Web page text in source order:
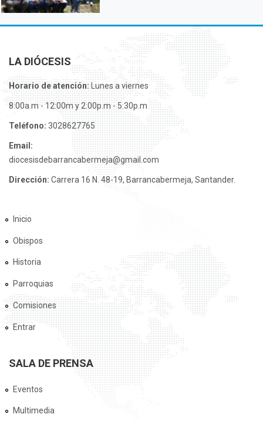
LA DIÓCESIS
Horario de atención:Lunes a viernes
8:00a.m - 12:00m y 2:00p.m - 5:30p.m
Teléfono: 3028627765
Email:
diocesisdebarrancabermeja@gmail.com
Dirección: Carrera 16 N. 48-19, Barrancabermeja, Santander.
Inicio
Obispos
Historia
Parroquias
Comisiones
Entrar
SALA DE PRENSA
Eventos
Multimedia